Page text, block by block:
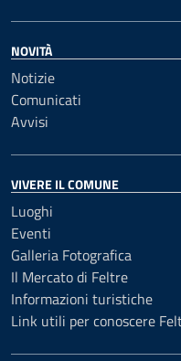
NOVITÀ
Notizie
Comunicati
Avvisi
VIVERE IL COMUNE
Luoghi
Eventi
Galleria Fotografica
Il Mercato di Feltre
Informazioni turistiche
Link utili per conoscere